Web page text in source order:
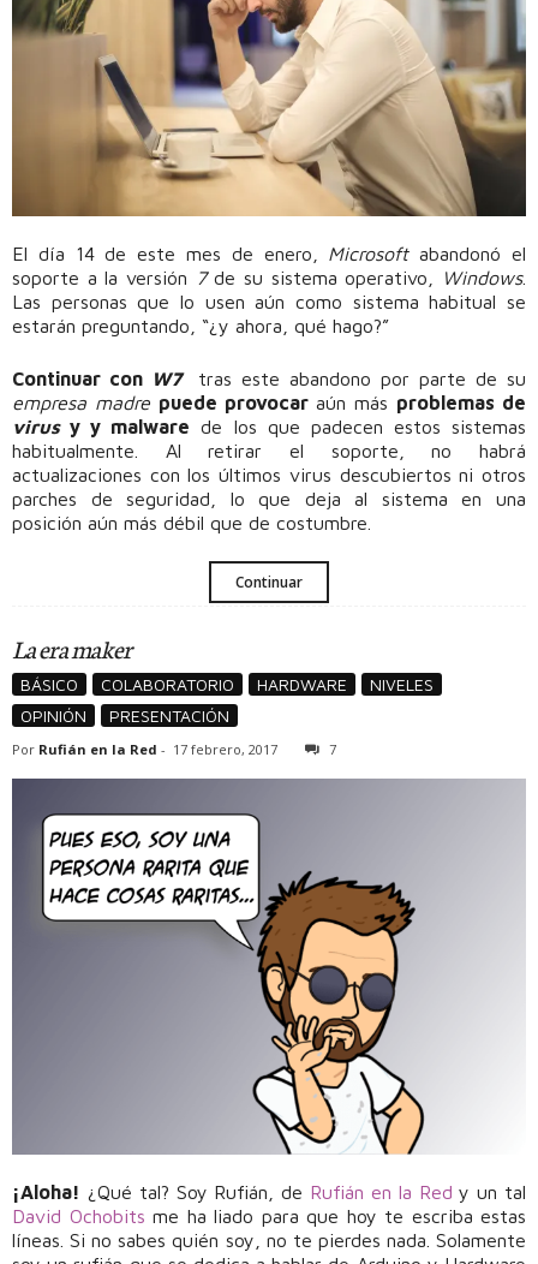
El día 14 de este mes de enero, Microsoftabandonó el
soporte a la versión
7de su sistema operativo, Windows.
Las personas que lo usen aún como sistema habitual se
estarán preguntando, “¿y ahora, qué hago?”
Continuar con W7 tras este abandono por parte de su
empresa madre puede provocaraún más problemas de
virusy y malware de los que padecen estos sistemas
habitualmente. Al retirar el soporte, no habrá
actualizaciones con los últimos virus descubiertos ni otros
parches de seguridad, lo que deja al sistema en una
posición aún más débil que de costumbre.
Continuar
La era maker
BÁSICO COLABORATORIO HARDWARE
NIVELES
OPINIÓN
PRESENTACIÓN
Por Rufián en la Red - 17 febrero, 2017 7
¡Aloha! ¿Qué tal? Soy Rufián, de Rufián en la Red y un tal
David Ochobits me ha liado para que hoy te escriba estas
líneas. Si no sabes quién soy, no te pierdes nada. Solamente